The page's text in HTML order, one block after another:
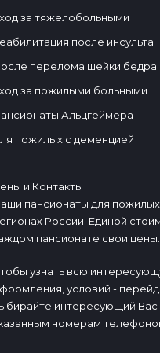
за тяжелобольными
после инсульта
перелома шейки бедра
за пожилыми больными
Альцгеймера
пожилых с деменцией
и Контакты
пансионаты для
России. Единой
пансионате свои цены.
узнать всю
условий -
интересующий Вас
номерам